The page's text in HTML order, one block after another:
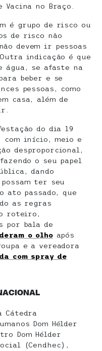
Vacina no Braço.
é grupo de risco ou
de risco não
devem ir pessoas
indicação é que
água, se afaste na
beber e se
pessoas, como
casa, além de
do dia 19
com início, meio e
desproporcional,
o seu papel
dando
ter seu
ato passado, que
as regras
roteiro,
por bala de
o olhoapós
e a vereadora
com spray de
Cátedra
Dom Hélder
Dom Hélder
(Cendhec),